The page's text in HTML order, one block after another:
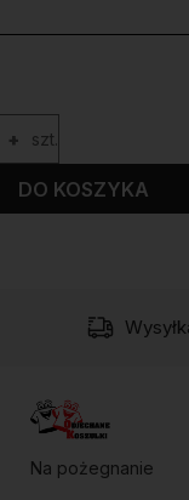
+ szt.
DO KOSZYKA
Na pożegnanie